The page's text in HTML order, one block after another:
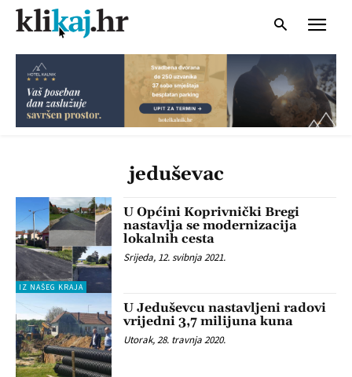
jeduševac
IZ NAŠEG KRAJA
U Općini Koprivnički Bregi
nastavlja se modernizacija
lokalnih cesta
Srijeda, 12. svibnja 2021.
U Jeduševcu nastavljeni radovi
vrijedni 3,7 milijuna kuna
Utorak, 28. travnja 2020.